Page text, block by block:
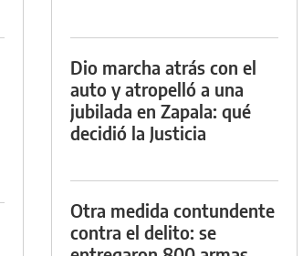
Dio marcha atrás con el
auto y atropelló a una
jubilada en Zapala: qué
decidió la Justicia
Otra medida contundente
contra el delito: se